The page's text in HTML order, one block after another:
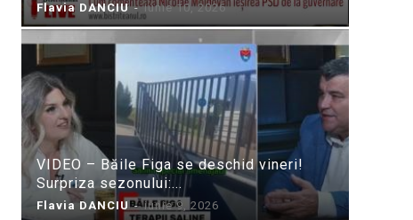
Flavia DANCIU - iunie 10, 2026
VIDEO – Băile Figa se deschid vineri!
Surpriza sezonului:...
Flavia DANCIU - iunie 9, 2026